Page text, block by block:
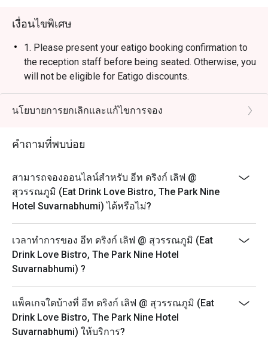
เงื่อนไขพิเศษ
1. Please present your eatigo booking confirmation to
the reception staff before being seated. Otherwise, you
will not be eligible for Eatigo discounts.
2. All guests in the party must be present within 30
minutes from the reservation time in order to enjoy the
3. Discount applies to a la carte menu only, not including
4. Customers can use the discount as per number of
person booking, not more than booking.
5. Ordering time: 2 hours
นโยบายการยกเลิกและแก้ไขการจอง
คำถามที่พบบ่อย
สามารถจองออนไลน์สำหรับ อีท ดริงก์ เลิฟ @
สุวรรณภูมิ (Eat Drink Love Bistro, The Park Nine
Hotel Suvarnabhumi) ได้หรือไม่?
เวลาทำการของ อีท ดริงก์ เลิฟ @ สุวรรณภูมิ (Eat
Drink Love Bistro, The Park Nine Hotel
Suvarnabhumi) ?
แพ็คเกจใดบ้างที่ อีท ดริงก์ เลิฟ @ สุวรรณภูมิ (Eat
Drink Love Bistro, The Park Nine Hotel
Suvarnabhumi) ให้บริการ?